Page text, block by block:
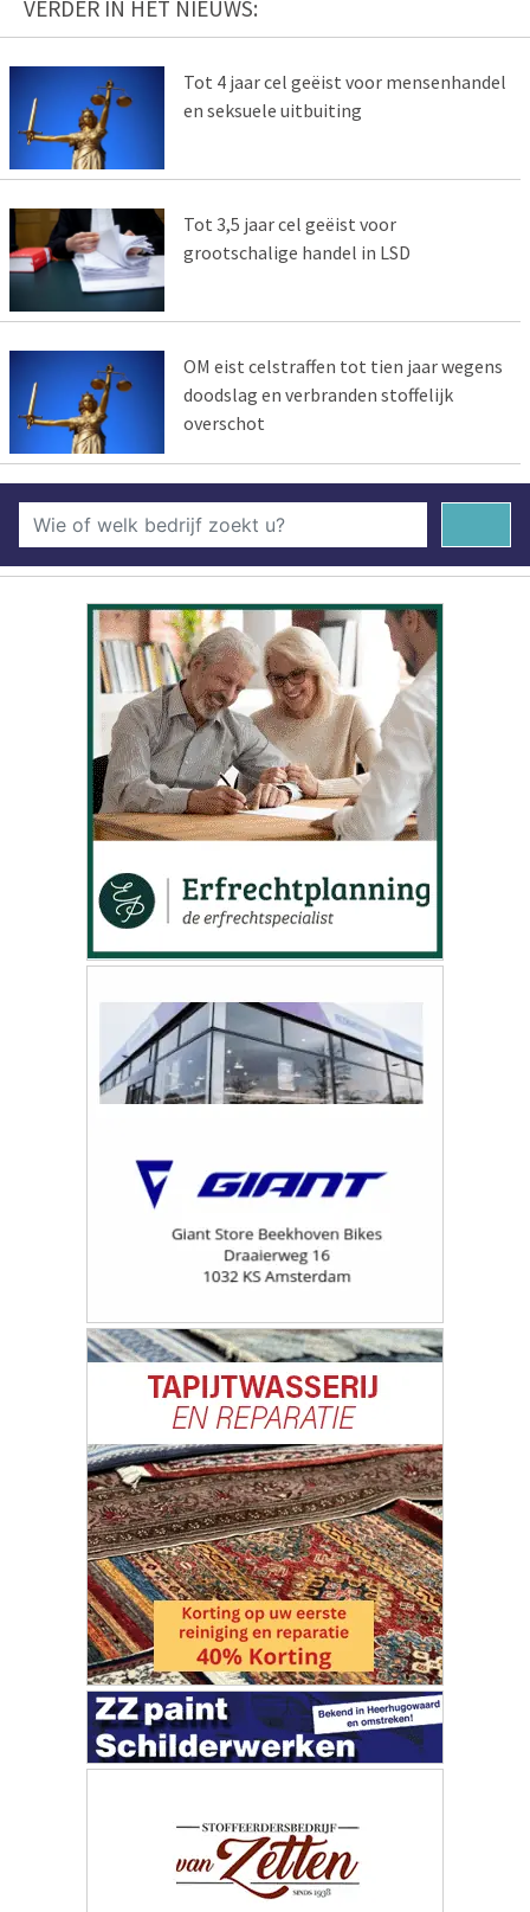
VERDER IN HET NIEUWS:
Tot 4 jaar cel geëist voor mensenhandel
en seksuele uitbuiting
Tot 3,5 jaar cel geëist voor
grootschalige handel in LSD
OM eist celstraffen tot tien jaar wegens
doodslag en verbranden stoffelijk
overschot